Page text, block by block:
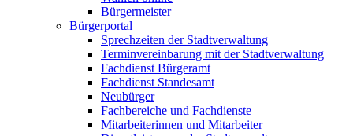
Bürgermeister
Bürgerportal
Sprechzeiten der Stadtverwaltung
Terminvereinbarung mit der Stadtverwaltung
Fachdienst Bürgeramt
Fachdienst Standesamt
Neubürger
Fachbereiche und Fachdienste
Mitarbeiterinnen und Mitarbeiter